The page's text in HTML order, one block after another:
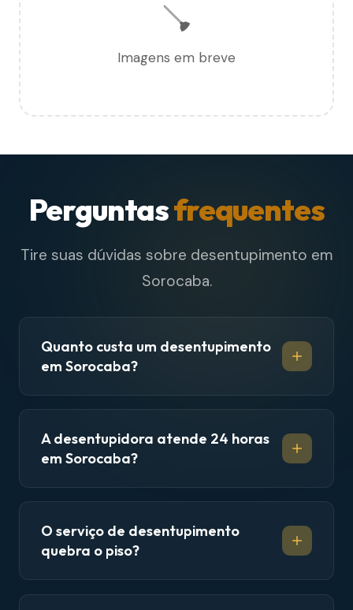
🪠
Imagens em breve
Perguntasfrequentes
Tire suas dúvidas sobre desentupimento em
Sorocaba.
Quanto custa um desentupimento
em Sorocaba?
A desentupidora atende 24 horas
em Sorocaba?
O serviço de desentupimento
quebra o piso?